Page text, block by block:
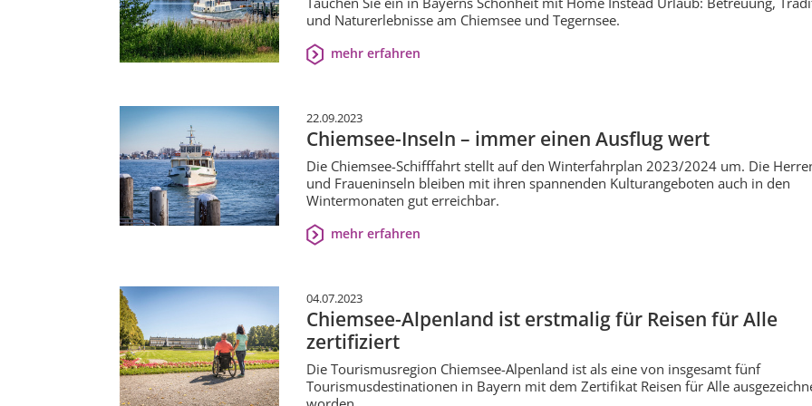
und Naturerlebnisse am Chiemsee und Tegernsee.
mehr erfahren
22.09.2023
Chiemsee-Inseln – immer einen Ausflug wert
Die Chiemsee-Schifffahrt stellt auf den Winterfahrplan 2023/2024 um. Die
und Fraueninseln bleiben mit ihren spannenden Kulturangeboten auch in den
Wintermonaten gut erreichbar.
mehr erfahren
04.07.2023
Chiemsee-Alpenland ist erstmalig für Reisen für Alle
zertifiziert
Die Tourismusregion Chiemsee-Alpenland ist als eine von insgesamt fünf
Tourismusdestinationen in Bayern mit dem Zertifikat Reisen für Alle